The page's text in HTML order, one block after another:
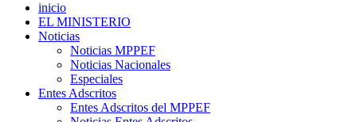
inicio
EL MINISTERIO
Noticias
Noticias MPPEF
Noticias Nacionales
Especiales
Entes Adscritos
Entes Adscritos del MPPEF